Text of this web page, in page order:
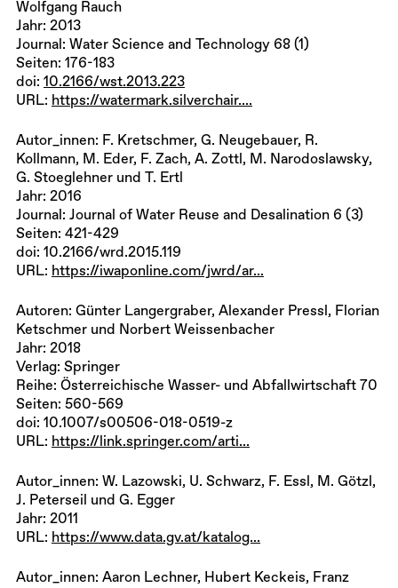
Wolfgang Rauch
Jahr: 2013
Journal: Water Science and Technology 68 (1)
Seiten: 176-183
doi: 10.2166/wst.2013.223
URL: https://watermark.silverchair....
Autor_innen: F. Kretschmer, G. Neugebauer, R.
Kollmann, M. Eder, F. Zach, A. Zottl, M. Narodoslawsky,
G. Stoeglehner und T. Ertl
Jahr: 2016
Journal: Journal of Water Reuse and Desalination 6 (3)
Seiten: 421-429
doi: 10.2166/wrd.2015.119
URL: https://iwaponline.com/jwrd/ar...
Autoren: Günter Langergraber, Alexander Pressl, Florian
Ketschmer und Norbert Weissenbacher
Jahr: 2018
Verlag: Springer
Reihe: Österreichische Wasser- und Abfallwirtschaft 70
Seiten: 560-569
doi: 10.1007/s00506-018-0519-z
URL: https://link.springer.com/arti...
Autor_innen: W. Lazowski, U. Schwarz, F. Essl, M. Götzl,
J. Peterseil und G. Egger
Jahr: 2011
URL: https://www.data.gv.at/katalog...
Autor_innen: Aaron Lechner, Hubert Keckeis, Franz